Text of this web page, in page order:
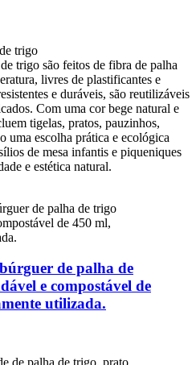
trigo são feitos de fibra de palha
livres de plastificantes e
e duráveis, são reutilizáveis
Com uma cor bege natural e
tigelas, pratos, pauzinhos,
uma escolha prática e ecológica
de mesa infantis e piqueniques
e estética natural.
de palha de
e compostável de
utilizada.